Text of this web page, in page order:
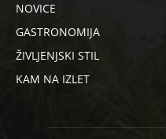
NOVICE
GASTRONOMIJA
ŽIVLJENJSKI STIL
KAM NA IZLET